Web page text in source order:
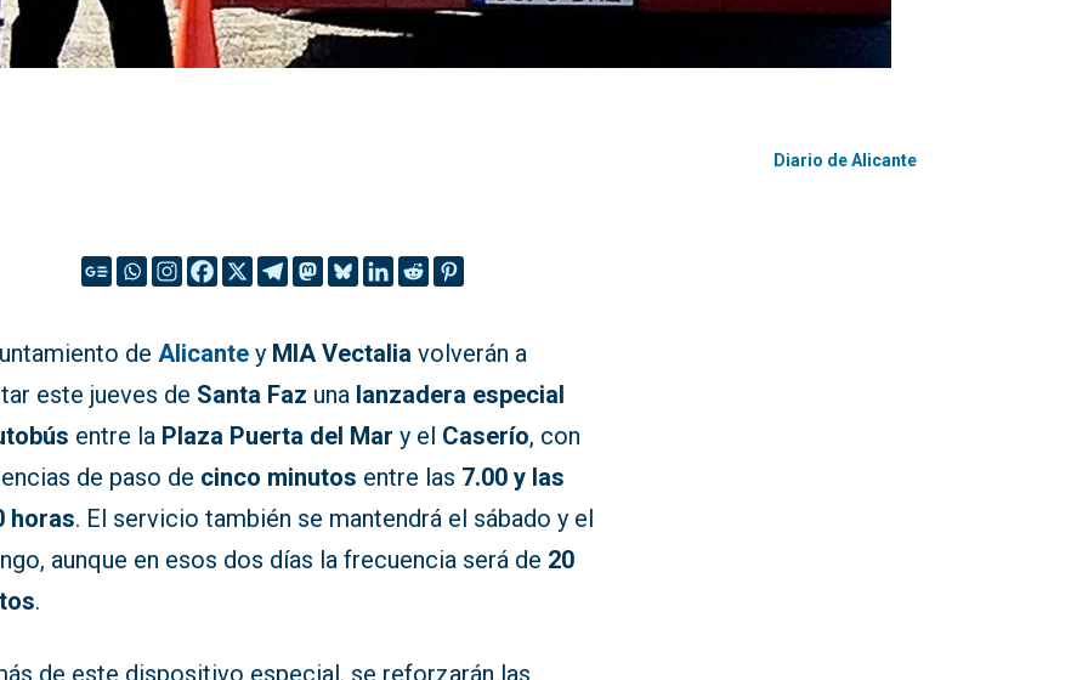
Diario de Alicante
deAlicante y MIA Vectalia volverán a
este jueves de Santa Faz una lanzadera especial
entre la Plaza Puerta del Mar y el Caserío, con
de paso de cinco minutos entre las 7.00 y las
horas. El servicio también se mantendrá el sábado y el
aunque en esos dos días la frecuencia será de 20
.
de este dispositivo especial, se reforzarán las